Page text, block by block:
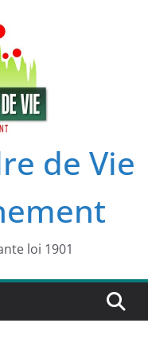
de Vie
loi 1901